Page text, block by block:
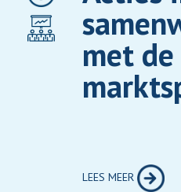
met de
LEES MEER